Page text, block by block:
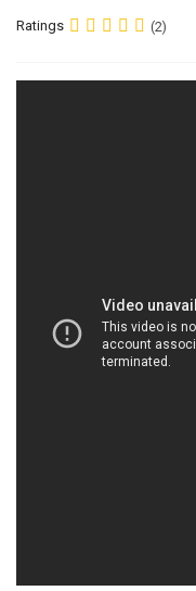
Ratings (2)